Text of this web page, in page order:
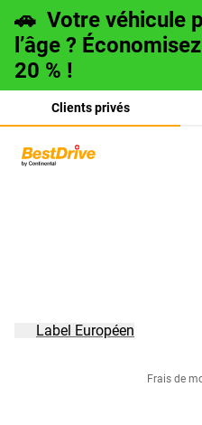
🚗 Votre véhicule
l’âge ?
20 % !
Clients privés
Frais de
Label Européen